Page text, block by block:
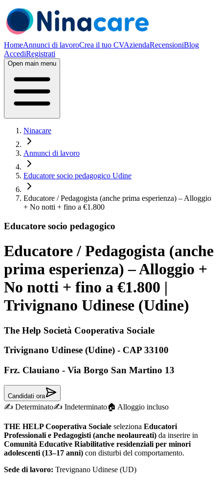
HomeAnnunci di lavoroCrea il tuo CVAziendaRecensioniBlog
AccediRegistrati
Open main menu
Ninacare
Annunci di lavoro
Educatore socio pedagogico Udine
Educatore / Pedagogista (anche prima esperienza) – Alloggio
+ No notti + fino a €1.800
Educatore socio pedagogico
Educatore / Pedagogista (anche
prima esperienza) – Alloggio +
No notti + fino a €1.800 |
Trivignano Udinese (Udine)
The Help Società Cooperativa Sociale
Trivignano Udinese (Udine) - CAP 33100
Frz. Clauiano - Via Borgo San Martino 13
Candidati ora
✍️ Determinato✍️ Indeterminato🏠 Alloggio incluso
THE HELP Cooperativa Sociale seleziona Educatori
Professionali e Pedagogisti (anche neolaureati) da inserire in
Comunità Educative Riabilitative residenziali per minori
adolescenti (13–17 anni) con disturbi del comportamento.
Sede di lavoro: Trevignano Udinese (UD)